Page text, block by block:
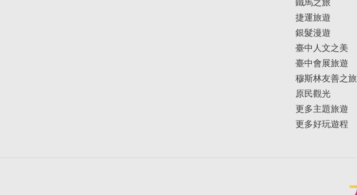
捷運旅遊
銀髮漫遊
臺中人文之美
臺中會展旅遊
穆斯林友善之旅
原民觀光
更多主題旅遊
更多好玩遊程